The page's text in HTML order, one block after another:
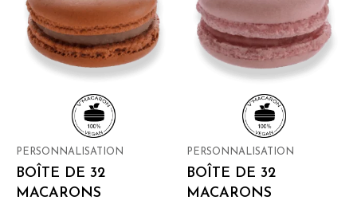
PERSONNALISATION
BOÎTE DE 32
MACARONS
PERSONNALISATION
BOÎTE DE 32
MACARONS